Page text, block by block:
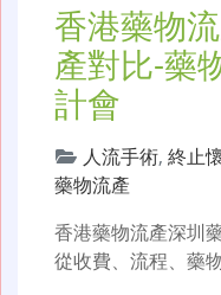
香港藥物
產對比-藥
計會
人流手術, 終止
藥物流產
香港藥物流產深圳
從收費、流程、藥